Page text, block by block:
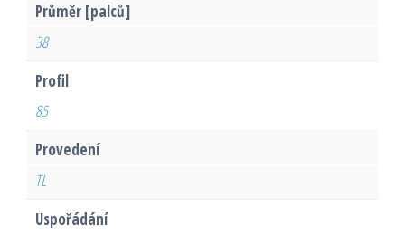
Průměr [palců]
38
Profil
85
Provedení
TL
Uspořádání